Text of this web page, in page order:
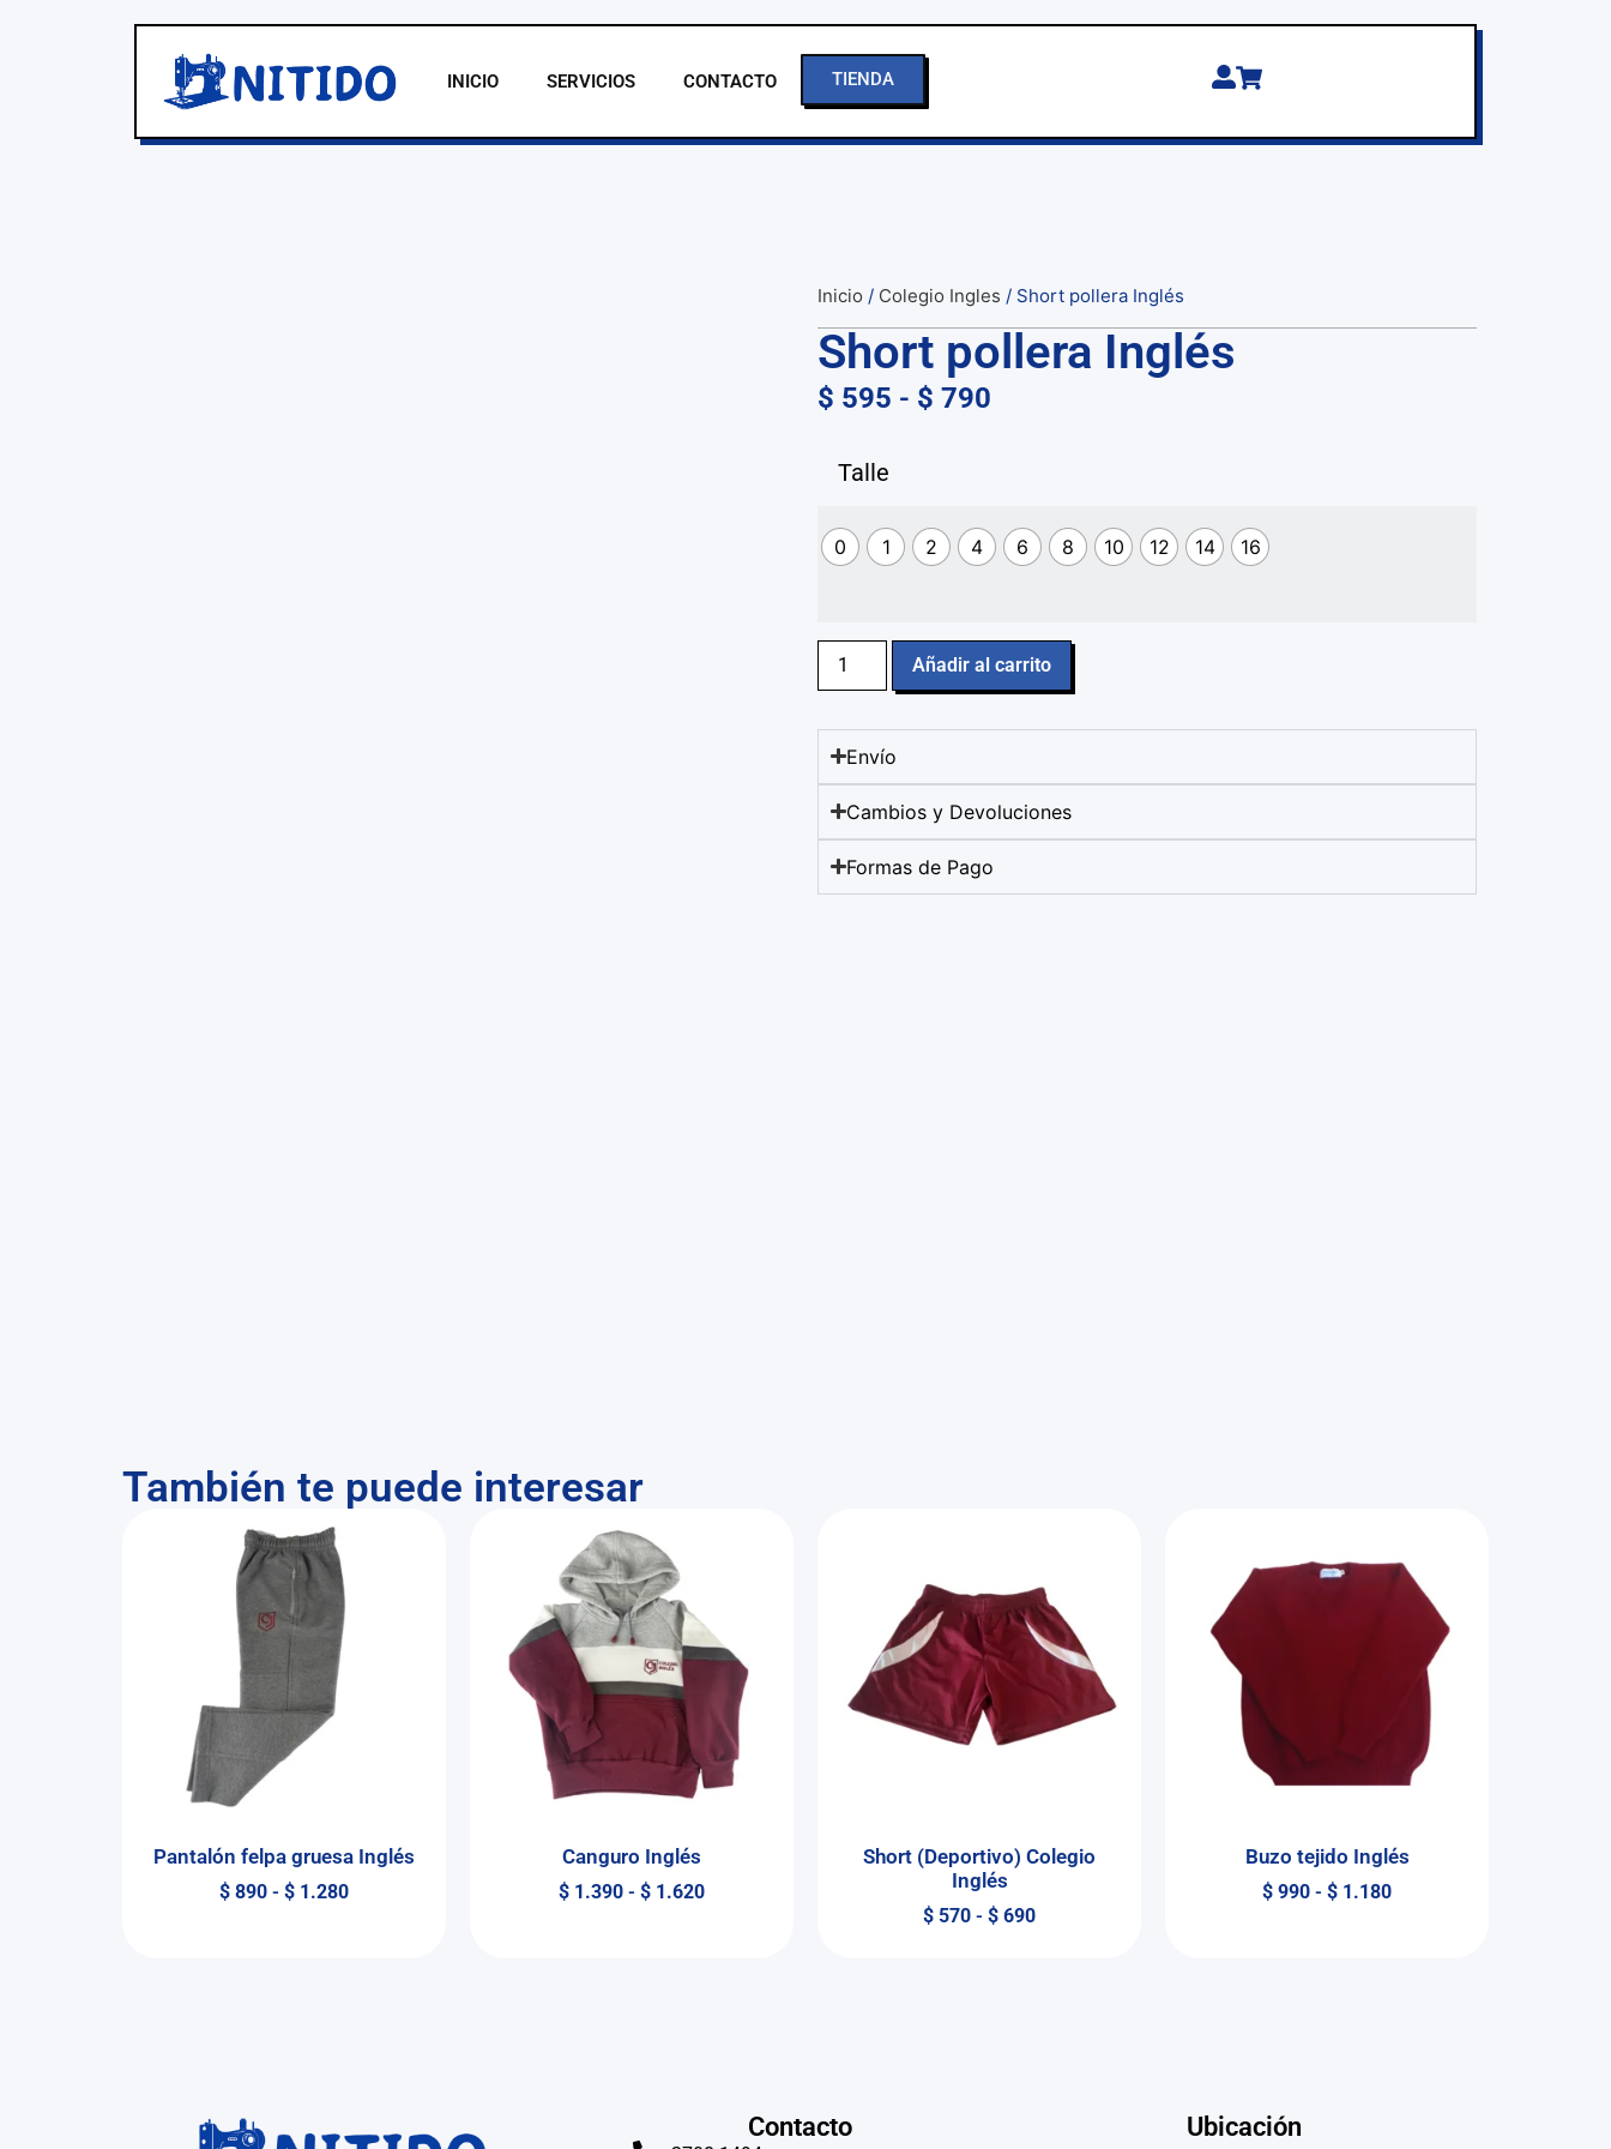
INICIO SERVICIOS CONTACTO TIENDA
Inicio / Colegio Ingles / Short pollera Inglés
Short pollera Inglés
$ 595 - $ 790
Talle
0 1 2 4 6 8 10 12 14 16
Añadir al carrito
Envío
Cambios y Devoluciones
Formas de Pago
También te puede interesar
Pantalón felpa gruesa Inglés
$ 890 - $ 1.280
Canguro Inglés
$ 1.390 - $ 1.620
Short (Deportivo) Colegio
Inglés
$ 570 - $ 690
Buzo tejido Inglés
$ 990 - $ 1.180
Contacto Ubicación